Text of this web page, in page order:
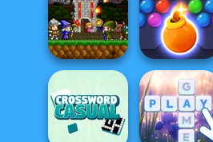
Mini Springs
Offroad Muddy
Trucks
Mini Guardians
Castle Defense
Bubble Shooter
HD 3